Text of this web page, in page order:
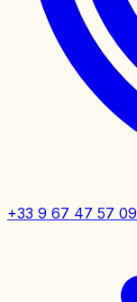
+33 9 67 47 57 09